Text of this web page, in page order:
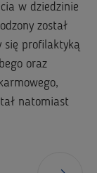
w dziedzinie
został
się profilaktyką
oraz
natomiast